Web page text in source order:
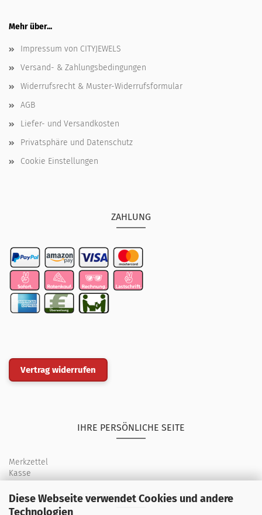
Diese Webseite verwendet Cookies und andere
Technologien
Mehr über...
Impressum von CITYJEWELS
Versand- & Zahlungsbedingungen
Widerrufsrecht & Muster-Widerrufsformular
AGB
Liefer- und Versandkosten
Privatsphäre und Datenschutz
Cookie Einstellungen
ZAHLUNG
Vertrag widerrufen
IHRE PERSÖNLICHE SEITE
Merkzettel
Kasse
WEITERE INFORMATIONEN